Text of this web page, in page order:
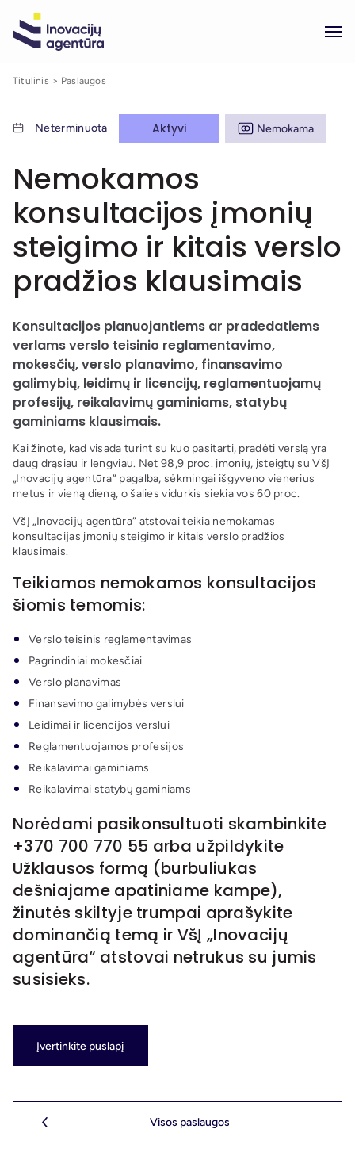
Titulinis Paslaugos
Neterminuota Aktyvi Nemokama
Nemokamos
konsultacijos įmonių
steigimo ir kitais verslo
pradžios klausimais
Konsultacijos planuojantiems ar pradedatiems
verlams verslo teisinio reglamentavimo,
mokesčių, verslo planavimo, finansavimo
galimybių, leidimų ir licencijų, reglamentuojamų
profesijų, reikalavimų gaminiams, statybų
gaminiams klausimais.
Kai žinote, kad visada turint su kuo pasitarti, pradėti verslą yra
daug drąsiau ir lengviau. Net 98,9 proc. įmonių, įsteigtų su VšĮ
„Inovacijų agentūra“ pagalba, sėkmingai išgyveno vienerius
metus ir vieną dieną, o šalies vidurkis siekia vos 60 proc.
VšĮ „Inovacijų agentūra“ atstovai teikia nemokamas
konsultacijas įmonių steigimo ir kitais verslo pradžios
klausimais.
Teikiamos nemokamos konsultacijos
šiomis temomis:
Verslo teisinis reglamentavimas
Pagrindiniai mokesčiai
Verslo planavimas
Finansavimo galimybės verslui
Leidimai ir licencijos verslui
Reglamentuojamos profesijos
Reikalavimai gaminiams
Reikalavimai statybų gaminiams
Norėdami pasikonsultuoti skambinkite
+370 700 770 55 arba užpildykite
Užklausos formą (burbuliukas
dešniajame apatiniame kampe),
žinutės skiltyje trumpai aprašykite
dominančią temą ir VšĮ „Inovacijų
agentūra“ atstovai netrukus su jumis
susisieks.
Įvertinkite puslapį
Visos paslaugos